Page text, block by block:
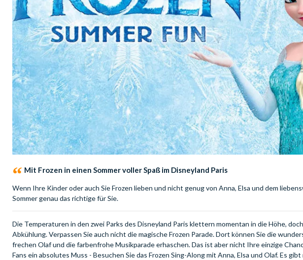
Mit Frozen in einen Sommer voller Spaß im Disneyland Paris
Wenn Ihre Kinder oder auch Sie Frozen lieben und nicht genug von Anna, Elsa und dem
Sommer genau das richtige für Sie.
Die Temperaturen in den zwei Parks des Disneyland Paris klettern momentan in die Höhe,
Abkühlung. Verpassen Sie auch nicht die magische Frozen Parade. Dort können Sie die
frechen Olaf und die farbenfrohe Musikparade erhaschen. Das ist aber nicht Ihre einzige
Fans ein absolutes Muss - Besuchen Sie das Frozen Sing-Along mit Anna, Elsa und Olaf. Es